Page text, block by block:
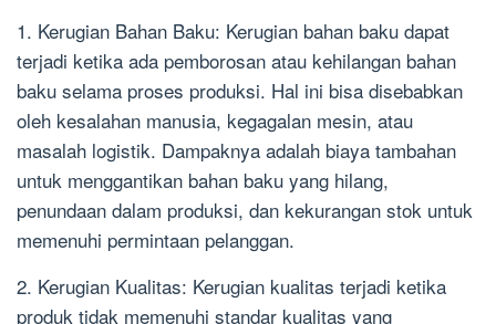
1. Kerugian Bahan Baku: Kerugian bahan baku dapat
terjadi ketika ada pemborosan atau kehilangan bahan
baku selama proses produksi. Hal ini bisa disebabkan
oleh kesalahan manusia, kegagalan mesin, atau
masalah logistik. Dampaknya adalah biaya tambahan
untuk menggantikan bahan baku yang hilang,
penundaan dalam produksi, dan kekurangan stok untuk
memenuhi permintaan pelanggan.
2. Kerugian Kualitas: Kerugian kualitas terjadi ketika
produk tidak memenuhi standar kualitas yang